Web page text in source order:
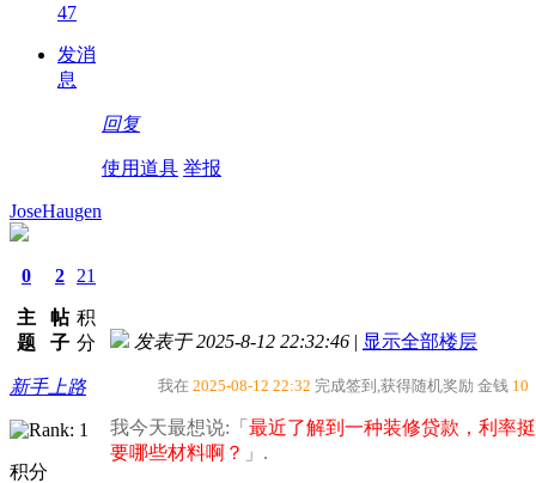
47
发消
息
回复
使用道具 举报
JoseHaugen
0
主
题
2
帖
子
21
积
分
新手上路
积分
发表于 2025-8-12 22:32:46 | 显示全部楼层
我在 2025-08-12 22:32 完成签到,获得随机奖励 金钱 10
我今天最想说:「 最近了解到一种装修贷款，利率
要哪些材料啊？​ 」.